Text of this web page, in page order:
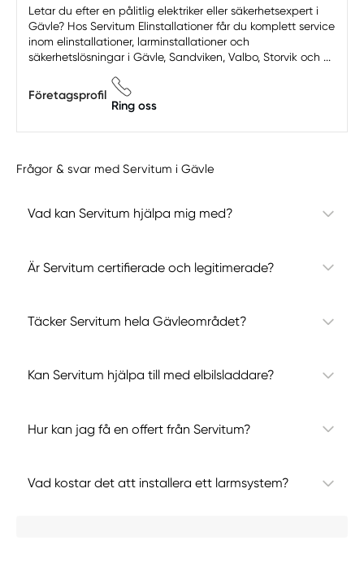
Letar du efter en pålitlig elektriker eller säkerhetsexpert i
Gävle? Hos Servitum Elinstallationer får du komplett service
inom elinstallationer, larminstallationer och
säkerhetslösningar i Gävle, Sandviken, Valbo, Storvik och ...
Företagsprofil
Ring oss
Frågor & svar med Servitum i Gävle
Vad kan Servitum hjälpa mig med?
Är Servitum certifierade och legitimerade?
Täcker Servitum hela Gävleområdet?
Kan Servitum hjälpa till med elbilsladdare?
Hur kan jag få en offert från Servitum?
Vad kostar det att installera ett larmsystem?